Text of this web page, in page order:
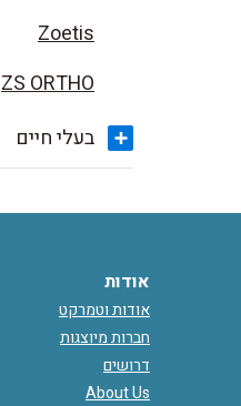
Zoetis
ZS ORTHO
בעלי חיים
אודות
אודות וטמרקט
חברות מיוצגות
דרושים
About Us